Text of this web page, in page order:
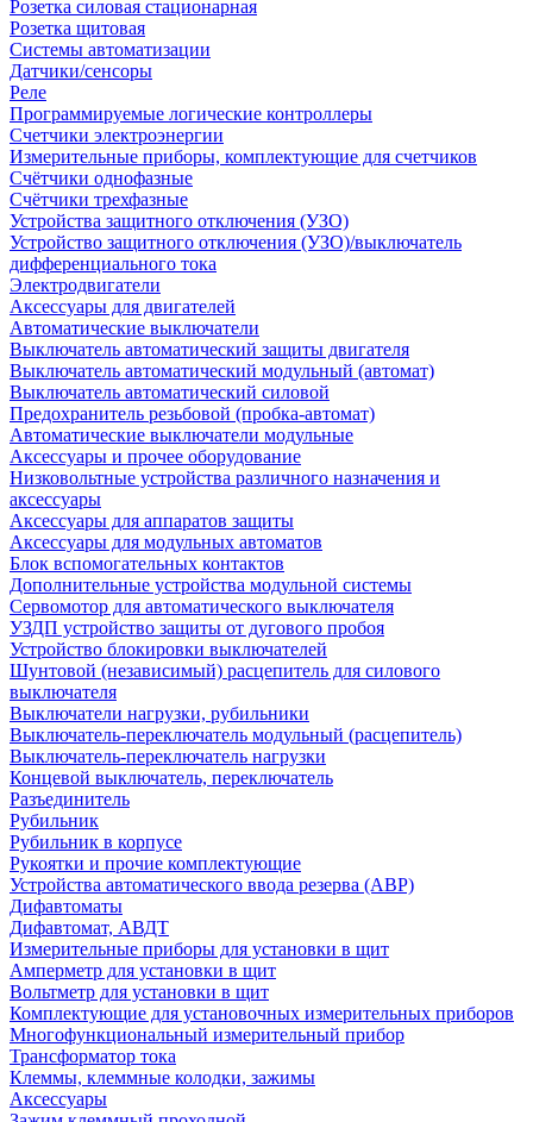
Розетка силовая стационарная
Розетка щитовая
Системы автоматизации
Датчики/сенсоры
Реле
Программируемые логические контроллеры
Счетчики электроэнергии
Измерительные приборы, комплектующие для счетчиков
Счётчики однофазные
Счётчики трехфазные
Устройства защитного отключения (УЗО)
Устройство защитного отключения (УЗО)/выключатель
дифференциального тока
Электродвигатели
Аксессуары для двигателей
Автоматические выключатели
Выключатель автоматический защиты двигателя
Выключатель автоматический модульный (автомат)
Выключатель автоматический силовой
Предохранитель резьбовой (пробка-автомат)
Автоматические выключатели модульные
Аксессуары и прочее оборудование
Низковольтные устройства различного назначения и
аксессуары
Аксессуары для аппаратов защиты
Аксессуары для модульных автоматов
Блок вспомогательных контактов
Дополнительные устройства модульной системы
Сервомотор для автоматического выключателя
УЗДП устройство защиты от дугового пробоя
Устройство блокировки выключателей
Шунтовой (независимый) расцепитель для силового
выключателя
Выключатели нагрузки, рубильники
Выключатель-переключатель модульный (расцепитель)
Выключатель-переключатель нагрузки
Концевой выключатель, переключатель
Разъединитель
Рубильник
Рубильник в корпусе
Рукоятки и прочие комплектующие
Устройства автоматического ввода резерва (АВР)
Дифавтоматы
Дифавтомат, АВДТ
Измерительные приборы для установки в щит
Амперметр для установки в щит
Вольтметр для установки в щит
Комплектующие для установочных измерительных приборов
Многофункциональный измерительный прибор
Трансформатор тока
Клеммы, клеммные колодки, зажимы
Аксессуары